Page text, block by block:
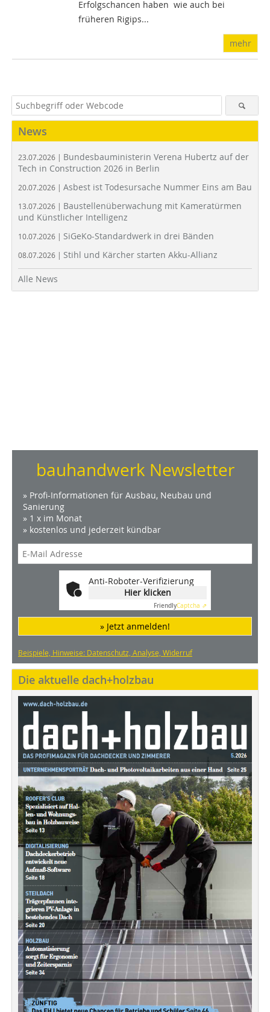
Erfolgschancen haben  wie auch bei
früheren Rigips...
mehr
News
23.07.2026 | Bundesbauministerin Verena Hubertz auf der
Tech in Construction 2026 in Berlin
20.07.2026 | Asbest ist Todesursache Nummer Eins am Bau
13.07.2026 | Baustellenüberwachung mit Kameratürmen
und Künstlicher Intelligenz
10.07.2026 | SiGeKo-Standardwerk in drei Bänden
08.07.2026 | Stihl und Kärcher starten Akku-Allianz
Alle News
bauhandwerk Newsletter
» Profi-Informationen für Ausbau, Neubau und
Sanierung
» 1 x im Monat
» kostenlos und jederzeit kündbar
Anti-Roboter-Verifizierung
Hier klicken
FriendlyCaptcha ⇗
» Jetzt anmelden!
Beispiele, Hinweise: Datenschutz, Analyse, Widerruf
Die aktuelle dach+holzbau